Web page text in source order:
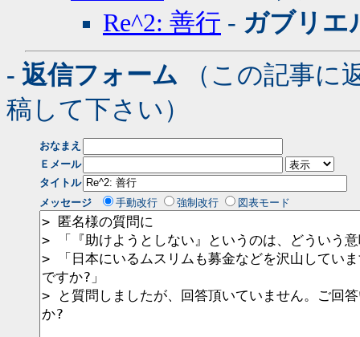
Re^2: 善行 - ガブリエ
- 返信フォーム （この記事に
稿して下さい）
おなまえ
Ｅメール
タイトル
メッセージ
手動改行 強制改行 図表モード